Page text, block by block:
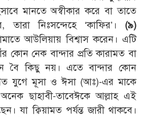
মানতে অস্বীকার করে বা তাতে
নিঃসন্দেহে ‘কাফির’। (৯)
আউলিয়ায় বিশ্বাস করেন। এটি
কোন নেক বান্দার প্রতি কারামত বা
বৈ কিছু নয়। এতে বান্দার কোন
যুগে মূসা ও ঈসা (আঃ)-এর মাকে
ছাহাবী-তাবেঈকে আল্লাহ এই
যা ক্বিয়ামত পর্যন্ত জারী থাকবে।